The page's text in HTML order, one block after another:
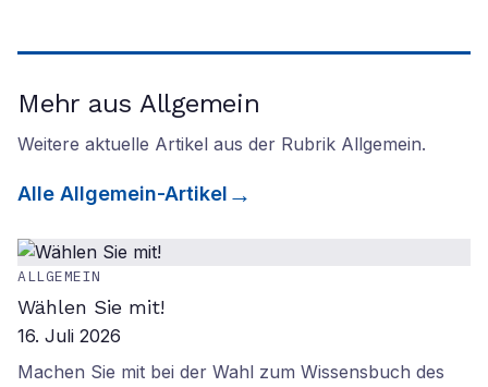
Mehr aus Allgemein
Weitere aktuelle Artikel aus der Rubrik Allgemein.
Alle Allgemein-Artikel
ALLGEMEIN
Wählen Sie mit!
16. Juli 2026
Machen Sie mit bei der Wahl zum Wissensbuch des